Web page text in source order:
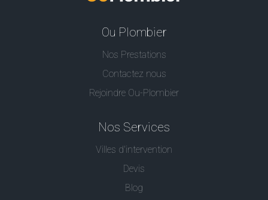
Ou Plombier
Nos Prestations
Contactez nous
Rejoindre Ou-Plombier
Nos Services
Villes d'intervention
Devis
Blog